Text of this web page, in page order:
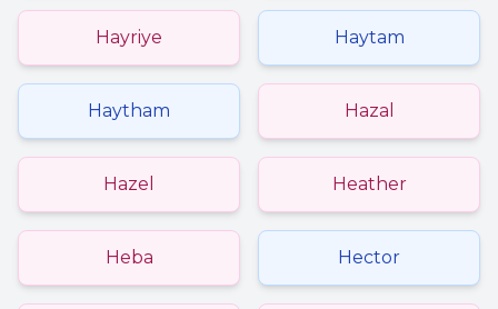
Hayriye Haytam
Haytham Hazal
Hazel Heather
Heba Hector